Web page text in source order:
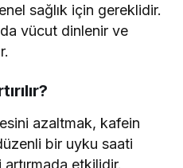
sağlık için gereklidir.
vücut dinlenir ve
azaltmak, kafein
bir uyku saati
etkilidir.